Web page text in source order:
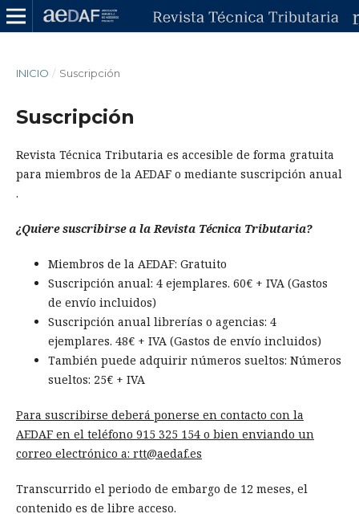
INICIO / Suscripción
Suscripción
Revista Técnica Tributaria es accesible de forma gratuita
para miembros de la AEDAF o mediante suscripción anual
.
¿Quiere suscribirse a la Revista Técnica Tributaria?
Miembros de la AEDAF: Gratuito
Suscripción anual: 4 ejemplares. 60€ + IVA (Gastos
de envío incluidos)
Suscripción anual librerías o agencias: 4
ejemplares. 48€ + IVA (Gastos de envío incluidos)
También puede adquirir números sueltos: Números
sueltos: 25€ + IVA
Para suscribirse deberá ponerse en contacto con la
AEDAF en el teléfono 915 325 154 o bien enviando un
correo electrónico a: rtt@aedaf.es
Transcurrido el periodo de embargo de 12 meses, el
contenido es de libre acceso.